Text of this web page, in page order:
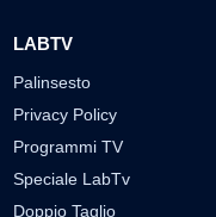
LABTV
Palinsesto
Privacy Policy
Programmi TV
Speciale LabTv
Doppio Taglio